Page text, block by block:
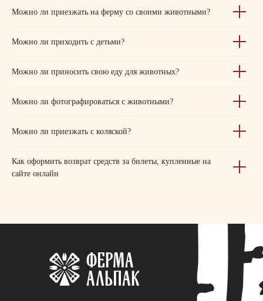
Можно ли приезжать на ферму со своими животными?
Можно ли приходить с детьми?
Можно ли приносить свою еду для животных?
Можно ли фотографироваться с животными?
Можно ли приезжать с коляской?
Как оформить возврат средств за билеты, купленные на
сайте онлайн